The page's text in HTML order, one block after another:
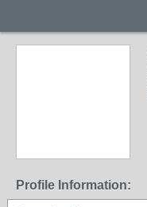
Profile Information: